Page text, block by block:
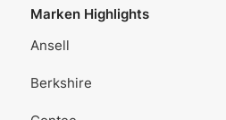
Marken Highlights
Ansell
Berkshire